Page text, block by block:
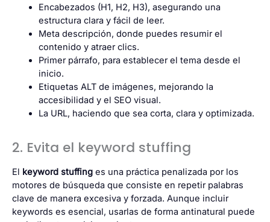
Encabezados (H1, H2, H3), asegurando una
estructura clara y fácil de leer.
Meta descripción, donde puedes resumir el
contenido y atraer clics.
Primer párrafo, para establecer el tema desde el
inicio.
Etiquetas ALT de imágenes, mejorando la
accesibilidad y el SEO visual.
La URL, haciendo que sea corta, clara y optimizada.
2. Evita el keyword stuffing
El keyword stuffing es una práctica penalizada por los
motores de búsqueda que consiste en repetir palabras
clave de manera excesiva y forzada. Aunque incluir
keywords es esencial, usarlas de forma antinatural puede